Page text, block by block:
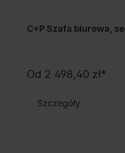
C+P Szafa biurowa,
Od 2 498,40 zł*
Szczegóły